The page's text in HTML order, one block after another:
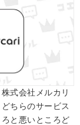
式会社メルカリ
ちらのサービス
と悪いところど